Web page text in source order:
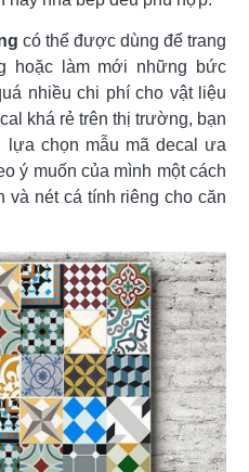
có thể được dùng để trang
hoặc làm mới những bức
nhiều chi phí cho vật liệu
khá rẻ trên thị trường, bạn
lựa chọn mẫu mã decal ưa
ý muốn của mình một cách
và nét cá tính riêng cho căn